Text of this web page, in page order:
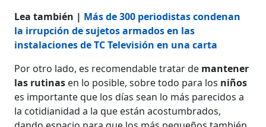
Lea también | Más de 300 periodistas condenan
la irrupción de sujetos armados en las
instalaciones de TC Televisión en una carta
Por otro lado, es recomendable tratar de mantener
las rutinas en lo posible, sobre todo para los niños
es importante que los días sean lo más parecidos a
la cotidianidad a la que están acostumbrados,